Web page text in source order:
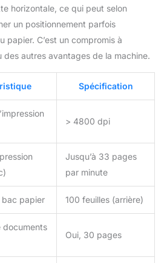
horizontale, ce qui peut selon
un positionnement parfois
papier. C’est un compromis à
des autres avantages de la machine.
Spécification
> 4800 dpi
Jusqu’à 33 pages
par minute
papier 100 feuilles (arrière)
documents
Oui, 30 pages